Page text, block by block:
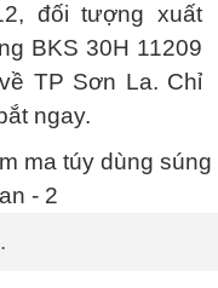
đối tượng xuất
BKS 30H 11209
TP Sơn La. Chỉ
ngay.